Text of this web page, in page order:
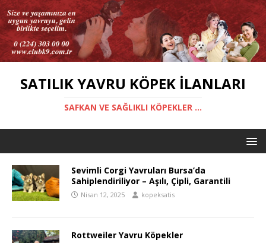
SATILIK YAVRU KÖPEK İLANLARI
SAFKAN VE SAĞLIKLI KÖPEKLER ...
Sevimli Corgi Yavruları Bursa’da
Sahiplendiriliyor – Aşılı, Çipli, Garantili
Nisan 12, 2025 kopeksatis
Rottweiler Yavru Köpekler